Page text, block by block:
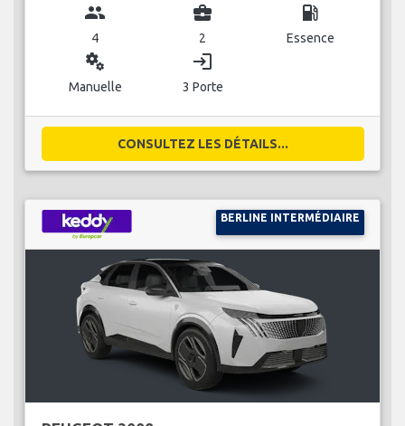
group
4
business_center
2
local_gas_station
Essence
miscellaneous_services
Manuelle
login
3 Porte
CONSULTEZ LES DÉTAILS...
BERLINE INTERMÉDIAIRE